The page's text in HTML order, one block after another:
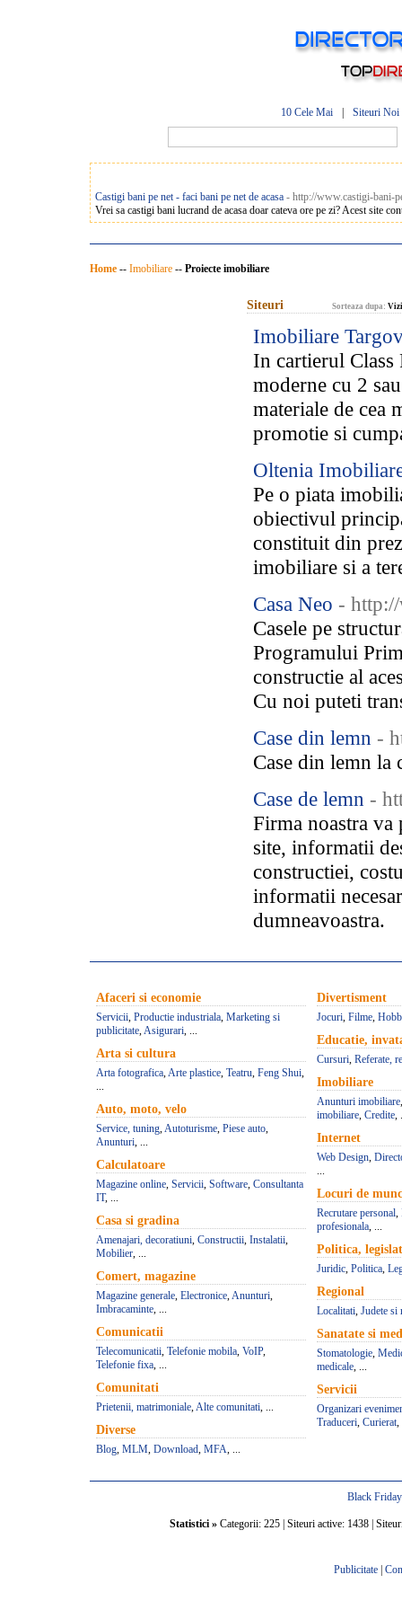
10 Cele Mai Siteuri Noi
Castigi bani pe net - faci bani pe net de acasa - http://www.castigi-bani-
Vrei sa castigi bani lucrand de acasa doar cateva ore pe zi? Acest site
Home -- Imobiliare -- Proiecte imobiliare
Siteuri Sorteaza dupa:
Imobiliare
In cartierul Class
moderne cu 2
materiale de cea
promotie si
Oltenia
Pe o piata
obiectivul
constituit din
imobiliare si a
Casa Neo -
Casele pe
Programului
constructie al
Cu noi puteti
Case din lemn -
Case din lemn
Case de lemn -
Firma noastra
site, informatii
constructiei,
informatii
dumneavoastra.
Afaceri si economie
Servicii, Productie industriala, Marketing si
publicitate,Asigurari, ...
Arta si cultura
Arta fotografica,Arte plastice, Teatru, Feng Shui,
...
Auto, moto, velo
Service, tuning,Autoturisme, Piese auto,
Anunturi, ...
Calculatoare
Magazine online, Servicii, Software, Consultanta
IT, ...
Casa si gradina
Amenajari, decoratiuni, Constructii, Instalatii,
Mobilier, ...
Comert, magazine
Magazine generale, Electronice,Anunturi,
Imbracaminte, ...
Comunicatii
Telecomunicatii, Telefonie mobila, VoIP,
Telefonie fixa, ...
Comunitati
Prietenii, matrimoniale,Alte comunitati, ...
Diverse
Blog, MLM, Download, MFA, ...
Divertisment
Jocuri, Filme,
Educatie,
Cursuri, Referate,
Imobiliare
Anunturi imobiliare
imobiliare, Credite,
Internet
Web Design,
...
Locuri de
Recrutare personal,
profesionala, ...
Politica,
Juridic, Politica,
Regional
Localitati, Judete si
Sanatate si
Stomatologie,
medicale, ...
Servicii
Organizari
Traduceri, Curierat,
Black
Statistici »Categorii: 225 | Siteuri active: 1438 |
Publicitate|